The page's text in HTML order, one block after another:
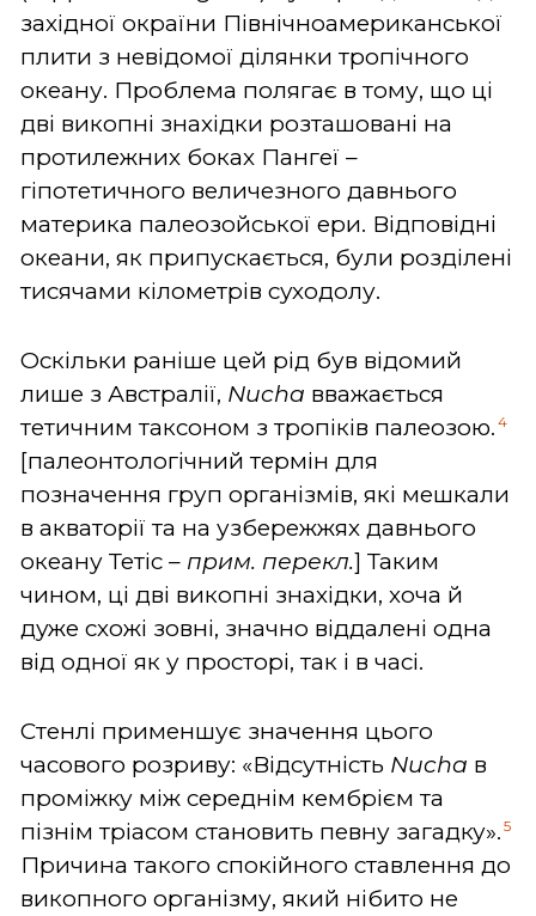
західної окраїни Північноамериканської
плити з невідомої ділянки тропічного
океану. Проблема полягає в тому, що ці
дві викопні знахідки розташовані на
протилежних боках Пангеї –
гіпотетичного величезного давнього
материка палеозойської ери. Відповідні
океани, як припускається, були розділені
тисячами кілометрів суходолу.
Оскільки раніше цей рід був відомий
лише з Австралії, Nucha вважається
тетичним таксоном з тропіків палеозою. 4
[палеонтологічний термін для
позначення груп організмів, які мешкали
в акваторії та на узбережжях давнього
океану Тетіс – прим. перекл.] Таким
чином, ці дві викопні знахідки, хоча й
дуже схожі зовні, значно віддалені одна
від одної як у просторі, так і в часі.
Стенлі применшує значення цього
часового розриву: «Відсутність Nucha в
проміжку між середнім кембрієм та
пізнім тріасом становить певну загадку». 5
Причина такого спокійного ставлення до
викопного організму, який нібито не